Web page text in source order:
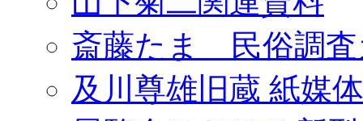
斎藤たま 民俗調査
及川尊雄旧蔵 紙媒